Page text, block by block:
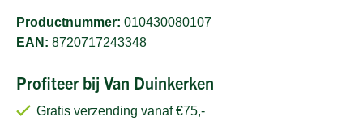
Productnummer: 010430080107
EAN: 8720717243348
Profiteer bij Van Duinkerken
Gratis verzending vanaf €75,-